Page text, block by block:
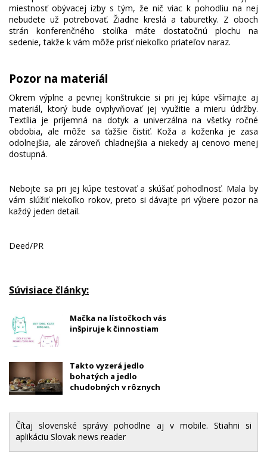
miestnosť obývacej izby s tým, že nič viac k pohodliu na nej
nebudete už potrebovať. Žiadne kreslá a taburetky. Z oboch
strán konferenčného stolíka máte dostatočnú plochu na
sedenie, takže k vám môže prísť niekoľko priateľov naraz.
Pozor na materiál
Okrem výplne a pevnej konštrukcie si pri jej kúpe všímajte aj
materiál, ktorý bude ovplyvňovať jej využitie a mieru údržby.
Textília je príjemná na dotyk a univerzálna na všetky ročné
obdobia, ale môže sa ťažšie čistiť. Koža a koženka je zasa
odolnejšia, ale zároveň chladnejšia a niekedy aj cenovo menej
dostupná.
Nebojte sa pri jej kúpe testovať a skúšať pohodlnosť. Mala by
vám slúžiť niekoľko rokov, preto si dávajte pri výbere pozor na
každý jeden detail.
Deed/PR
Súvisiace články:
Mačka na lístočkoch vás
inšpiruje k činnostiam
Takto vyzerá jedlo
bohatých a jedlo
chudobných v rôznych
Čítaj slovenské správy pohodlne aj v mobile. Stiahni si
aplikáciu Slovak news reader